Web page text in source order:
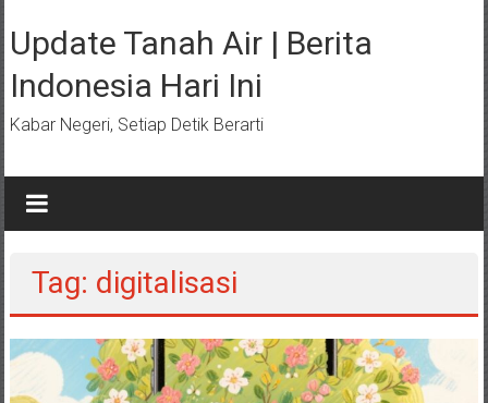
ke
konten
Update Tanah Air | Berita
Indonesia Hari Ini
Kabar Negeri, Setiap Detik Berarti
Tag: digitalisasi